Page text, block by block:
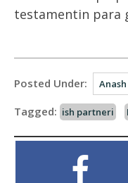
testamentin para
Posted Under: Anash
Tagged: ish partneri